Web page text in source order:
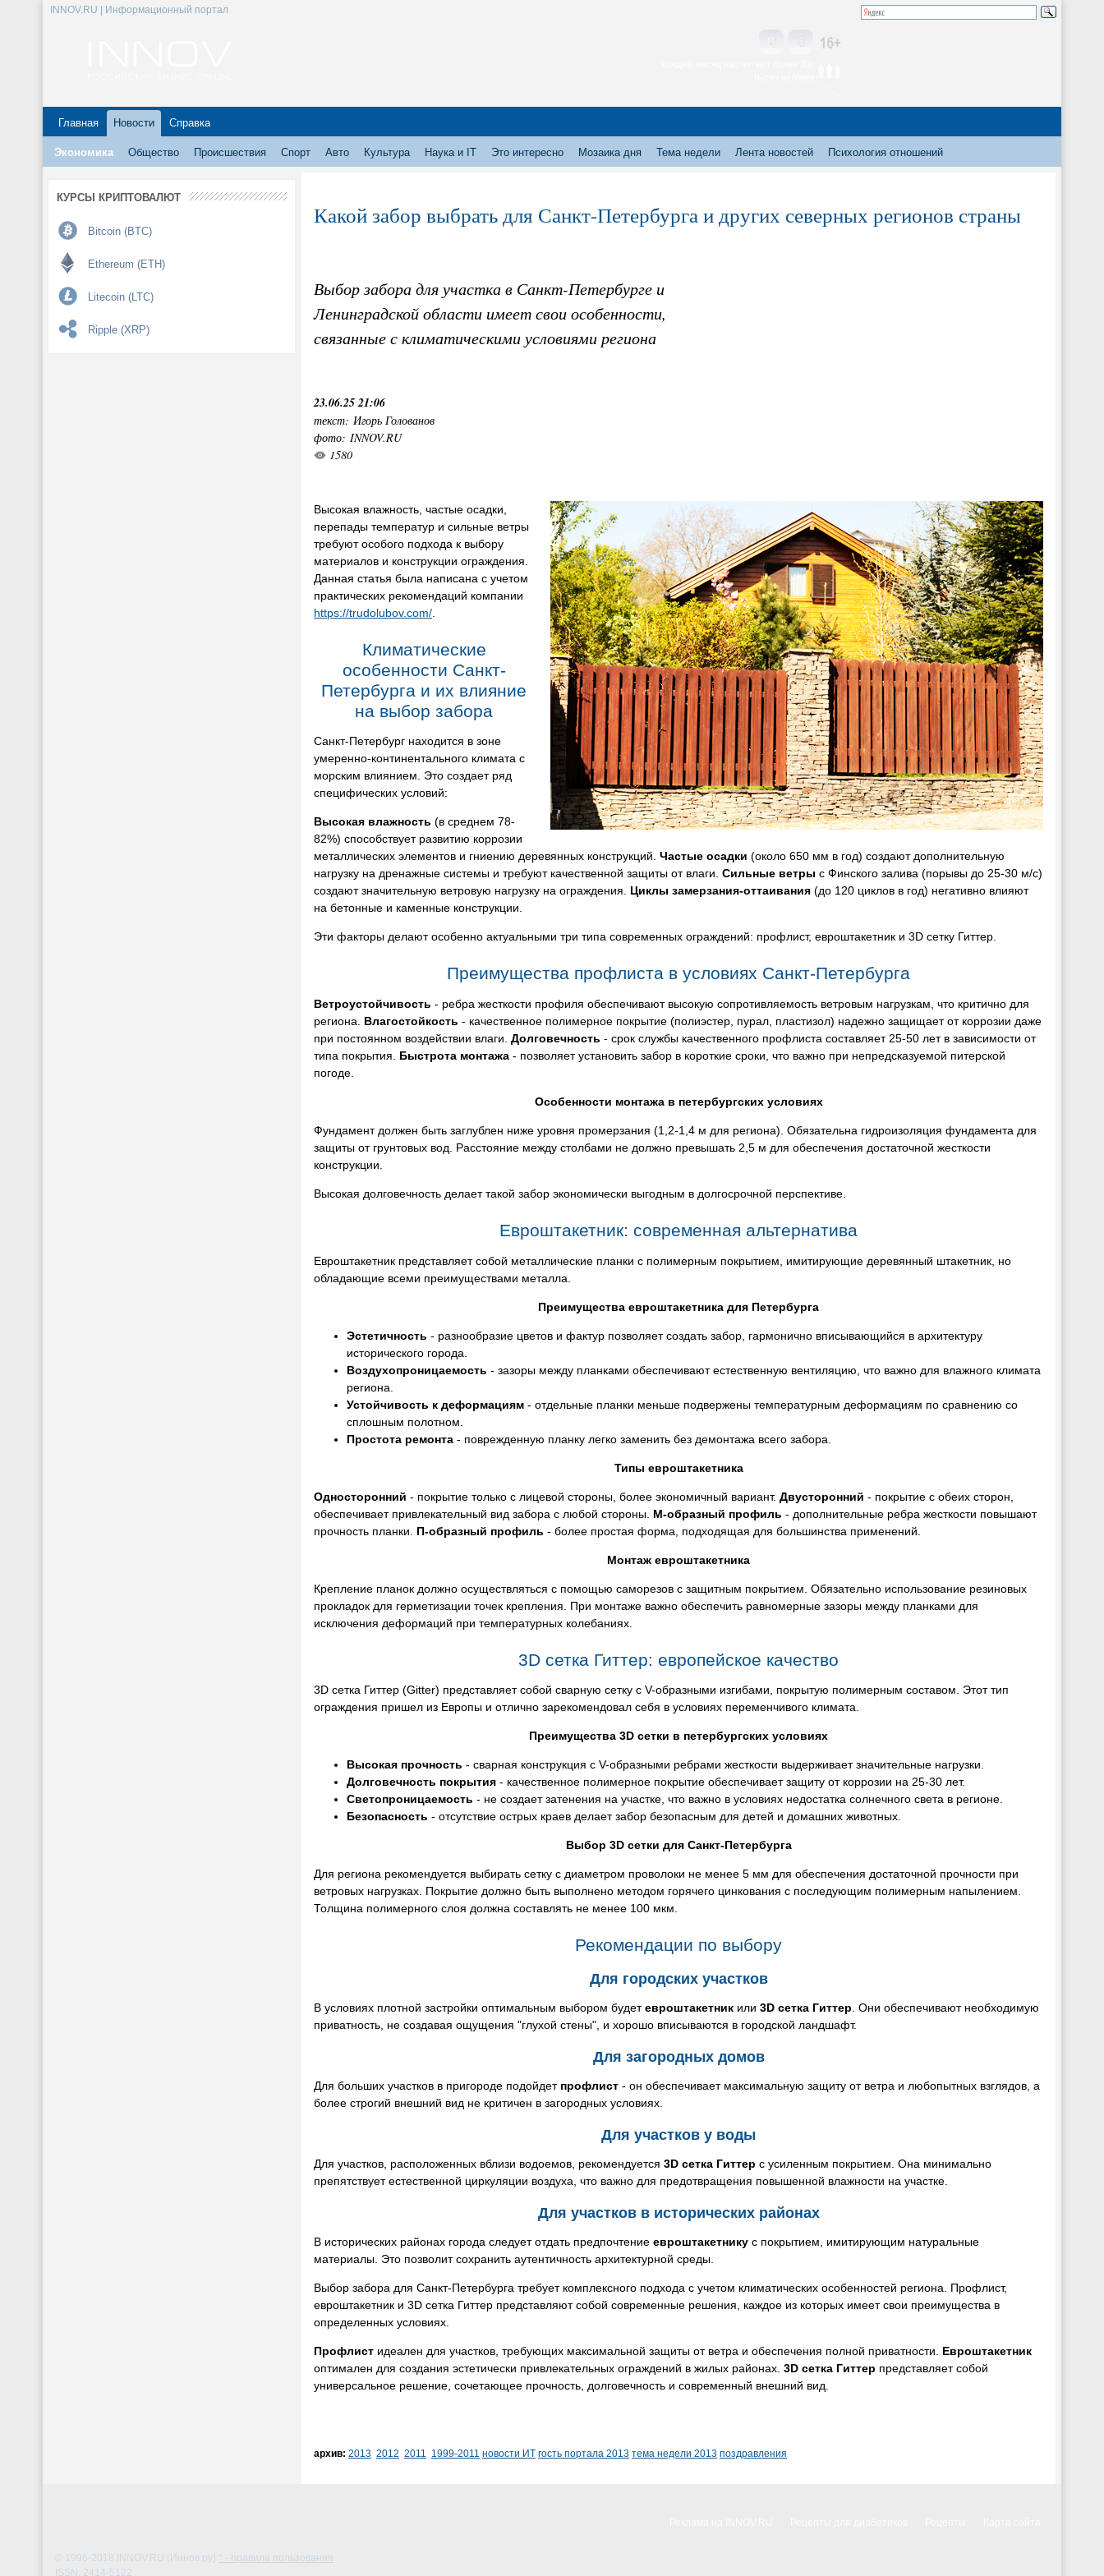
INNOV.RU | Информационный портал
Главная Новости Справка
Экономика Общество Происшествия Спорт Авто Культура Наука и IT Это интересно Мозаика дня Тема недели Лента новостей Психология отношений
КУРСЫ КРИПТОВАЛЮТ
Bitcoin (BTC)
Ethereum (ETH)
Litecoin (LTC)
Ripple (XRP)
Какой забор выбрать для Санкт-Петербурга и других северных регионов страны
Выбор забора для участка в Санкт-Петербурге и
Ленинградской области имеет свои особенности,
связанные с климатическими условиями региона
23.06.25 21:06
текст: Игорь Голованов
фото: INNOV.RU
1580
Высокая влажность, частые осадки,
перепады температур и сильные ветры
требуют особого подхода к выбору
материалов и конструкции ограждения.
Данная статья была написана с учетом
практических рекомендаций компании
https://trudolubov.com/
Климатические
особенности Санкт-
Петербурга и их влияние
на выбор забора
Санкт-Петербург находится в зоне
умеренно-континентального климата с
морским влиянием. Это создает ряд
специфических условий:
Высокая влажность (в среднем 78-
82%) способствует развитию коррозии
металлических элементов и гниению деревянных конструкций. Частые осадки (около 650 мм в год) создают дополнительную
нагрузку на дренажные системы и требуют качественной защиты от влаги. Сильные ветры с Финского залива (порывы до 25-30 м/с)
создают значительную ветровую нагрузку на ограждения. Циклы замерзания-оттаивания (до 120 циклов в год) негативно влияют
на бетонные и каменные конструкции.
Эти факторы делают особенно актуальными три типа современных ограждений: профлист, евроштакетник и 3D сетку Гиттер.
Преимущества профлиста в условиях Санкт-Петербурга
Ветроустойчивость - ребра жесткости профиля обеспечивают высокую сопротивляемость ветровым нагрузкам, что критично для
региона. Влагостойкость - качественное полимерное покрытие (полиэстер, пурал, пластизол) надежно защищает от коррозии даже
при постоянном воздействии влаги. Долговечность - срок службы качественного профлиста составляет 25-50 лет в зависимости от
типа покрытия. Быстрота монтажа - позволяет установить забор в короткие сроки, что важно при непредсказуемой питерской
погоде.
Особенности монтажа в петербургских условиях
Фундамент должен быть заглублен ниже уровня промерзания (1,2-1,4 м для региона). Обязательна гидроизоляция фундамента для
защиты от грунтовых вод. Расстояние между столбами не должно превышать 2,5 м для обеспечения достаточной жесткости
конструкции.
Высокая долговечность делает такой забор экономически выгодным в долгосрочной перспективе.
Евроштакетник: современная альтернатива
Евроштакетник представляет собой металлические планки с полимерным покрытием, имитирующие деревянный штакетник, но
обладающие всеми преимуществами металла.
Преимущества евроштакетника для Петербурга
Эстетичность - разнообразие цветов и фактур позволяет создать забор, гармонично вписывающийся в архитектуру
исторического города.
Воздухопроницаемость - зазоры между планками обеспечивают естественную вентиляцию, что важно для влажного климата
региона.
Устойчивость к деформациям - отдельные планки меньше подвержены температурным деформациям по сравнению со
сплошным полотном.
Простота ремонта - поврежденную планку легко заменить без демонтажа всего забора.
Типы евроштакетника
Односторонний - покрытие только с лицевой стороны, более экономичный вариант. Двусторонний - покрытие с обеих сторон,
обеспечивает привлекательный вид забора с любой стороны. М-образный профиль - дополнительные ребра жесткости повышают
прочность планки. П-образный профиль - более простая форма, подходящая для большинства применений.
Монтаж евроштакетника
Крепление планок должно осуществляться с помощью саморезов с защитным покрытием. Обязательно использование резиновых
прокладок для герметизации точек крепления. При монтаже важно обеспечить равномерные зазоры между планками для
исключения деформаций при температурных колебаниях.
3D сетка Гиттер: европейское качество
3D сетка Гиттер (Gitter) представляет собой сварную сетку с V-образными изгибами, покрытую полимерным составом. Этот тип
ограждения пришел из Европы и отлично зарекомендовал себя в условиях переменчивого климата.
Преимущества 3D сетки в петербургских условиях
Высокая прочность - сварная конструкция с V-образными ребрами жесткости выдерживает значительные нагрузки.
Долговечность покрытия - качественное полимерное покрытие обеспечивает защиту от коррозии на 25-30 лет.
Светопроницаемость - не создает затенения на участке, что важно в условиях недостатка солнечного света в регионе.
Безопасность - отсутствие острых краев делает забор безопасным для детей и домашних животных.
Выбор 3D сетки для Санкт-Петербурга
Для региона рекомендуется выбирать сетку с диаметром проволоки не менее 5 мм для обеспечения достаточной прочности при
ветровых нагрузках. Покрытие должно быть выполнено методом горячего цинкования с последующим полимерным напылением.
Толщина полимерного слоя должна составлять не менее 100 мкм.
Рекомендации по выбору
Для городских участков
В условиях плотной застройки оптимальным выбором будетевроштакетник или 3D сетка Гиттер . Они обеспечивают необходимую
приватность, не создавая ощущения "глухой стены", и хорошо вписываются в городской ландшафт.
Для загородных домов
Для больших участков в пригороде подойдет профлист - он обеспечивает максимальную защиту от ветра и любопытных взглядов, а
более строгий внешний вид не критичен в загородных условиях.
Для участков у воды
Для участков, расположенных вблизи водоемов, рекомендуется 3D сетка Гиттер с усиленным покрытием. Она минимально
препятствует естественной циркуляции воздуха, что важно для предотвращения повышенной влажности на участке.
Для участков в исторических районах
В исторических районах города следует отдать предпочтение евроштакетнику с покрытием, имитирующим натуральные
материалы. Это позволит сохранить аутентичность архитектурной среды.
Выбор забора для Санкт-Петербурга требует комплексного подхода с учетом климатических особенностей региона. Профлист,
евроштакетник и 3D сетка Гиттер представляют собой современные решения, каждое из которых имеет свои преимущества в
определенных условиях.
Профлист идеален для участков, требующих максимальной защиты от ветра и обеспечения полной приватности. Евроштакетник
оптимален для создания эстетически привлекательных ограждений в жилых районах. 3D сетка Гиттер представляет собой
универсальное решение, сочетающее прочность, долговечность и современный внешний вид.
архив: 2013 2012 2011 1999-2011 новости ИТ гость портала 2013 тема недели 2013 поздравления
© 1996-2018 INNOV.RU (Иннов.ру) * - правила пользования
ISSN: 2414-5122